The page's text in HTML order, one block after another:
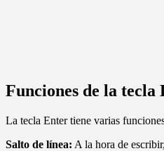
Funciones de la tecla
La tecla Enter tiene varias
Salto de línea: A la hora de